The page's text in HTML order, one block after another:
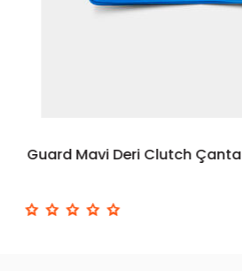
Guard Mavi Deri Clutch Çanta